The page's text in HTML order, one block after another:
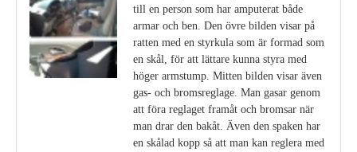
till en person som har amputerat både
armar och ben. Den övre bilden visar på
ratten med en styrkula som är formad som
en skål, för att lättare kunna styra med
höger armstump. Mitten bilden visar även
gas- och bromsreglage. Man gasar genom
att föra reglaget framåt och bromsar när
man drar den bakåt. Även den spaken har
en skålad kopp så att man kan reglera med